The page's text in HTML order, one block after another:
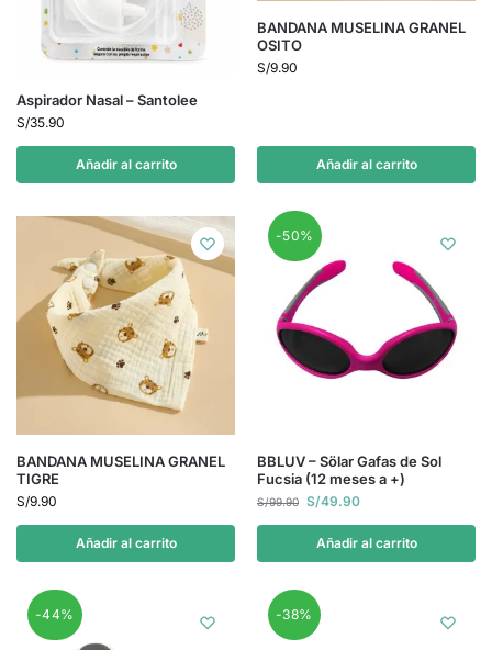
Aspirador Nasal – Santolee
S/35.90
Añadir al carrito
BANDANA MUSELINA GRANEL
OSITO
S/9.90
Añadir al carrito
BANDANA MUSELINA GRANEL
TIGRE
S/9.90
Añadir al carrito
-50%
BBLUV – Sölar Gafas de Sol
Fucsia (12 meses a +)
S/99.90 S/49.90
Añadir al carrito
-44% -38%